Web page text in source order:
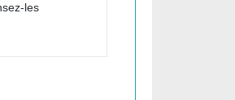
les